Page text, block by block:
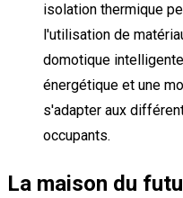
isolation thermique
l'utilisation de
domotique
énergétique et une
s'adapter aux
occupants.
La maison du